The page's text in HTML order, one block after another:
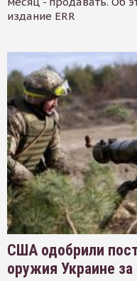
издание ERR
США одобрили
оружия Украине